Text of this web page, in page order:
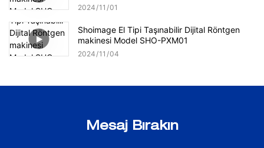
2024 11 01
Shoimage El Tipi Taşınabilir Dijital Röntgen
makinesi Model SHO-PXM01
2024 11 04
Mesaj Bırakın